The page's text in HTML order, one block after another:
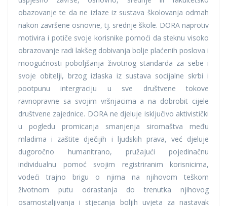
obazovanje te da ne izlaze iz sustava školovanja odmah
nakon završene osnovne, tj. srednje škole. DORA naprotiv
motivira i potiče svoje korisnike pomoći da steknu visoko
obrazovanje radi lakšeg dobivanja bolje plaćenih poslova i
moogućnosti poboljšanja životnog standarda za sebe i
svoje obitelji, brzog izlaska iz sustava socijalne skrbi i
pootpunu intergraciju u sve društvene tokove
ravnopravne sa svojim vršnjacima a na dobrobit cijele
društvene zajednice. DORA ne djeluje isključivo aktivistički
u pogledu promicanja smanjenja siromaštva među
mladima i zaštite dječijih i ljudskih prava, već djeluje
dugoročno humanitrano, pružajući pojedinačnu
individualnu pomoć svojim registriranim korisnicima,
vodeći trajno brigu o njima na njihovom teškom
životnom putu odrastanja do trenutka njihovog
osamostaljivanja i stjecanja boljih uvjeta za nastavak